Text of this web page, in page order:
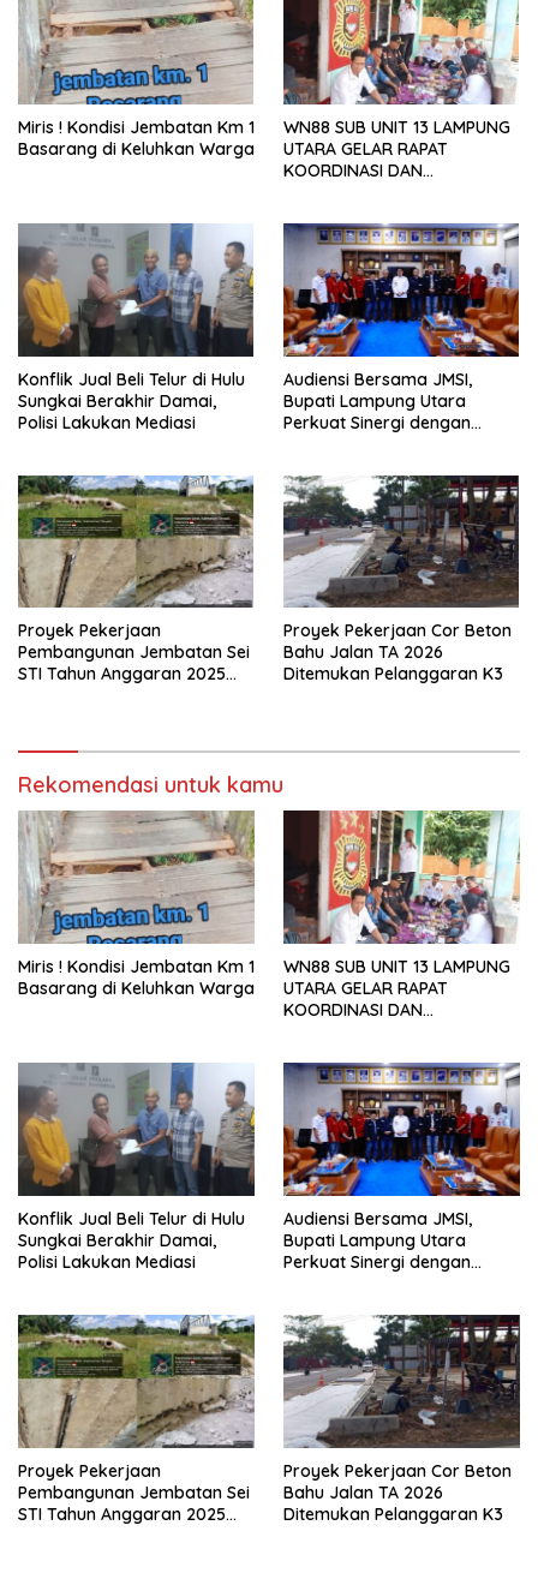
Miris ! Kondisi Jembatan Km 1
Basarang di Keluhkan Warga
WN88 SUB UNIT 13 LAMPUNG
UTARA GELAR RAPAT
KOORDINASI DAN
Konflik Jual Beli Telur di Hulu
Sungkai Berakhir Damai,
Polisi Lakukan Mediasi
Audiensi Bersama JMSI,
Bupati Lampung Utara
Perkuat Sinergi dengan
Proyek Pekerjaan
Pembangunan Jembatan Sei
STI Tahun Anggaran 2025
Proyek Pekerjaan Cor Beton
Bahu Jalan TA 2026
Ditemukan Pelanggaran K3
Rekomendasi untuk kamu
Miris ! Kondisi Jembatan Km 1
Basarang di Keluhkan Warga
WN88 SUB UNIT 13 LAMPUNG
UTARA GELAR RAPAT
KOORDINASI DAN
Konflik Jual Beli Telur di Hulu
Sungkai Berakhir Damai,
Polisi Lakukan Mediasi
Audiensi Bersama JMSI,
Bupati Lampung Utara
Perkuat Sinergi dengan
Proyek Pekerjaan
Pembangunan Jembatan Sei
STI Tahun Anggaran 2025
Proyek Pekerjaan Cor Beton
Bahu Jalan TA 2026
Ditemukan Pelanggaran K3